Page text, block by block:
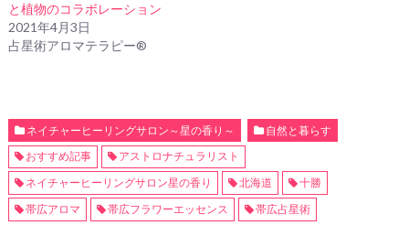
と植物のコラボレーション
2021年4月3日
占星術アロマテラピー®
ネイチャーヒーリングサロン～星の香り～
自然と暮らす
おすすめ記事
アストロナチュラリスト
ネイチャーヒーリングサロン星の香り
北海道
十勝
帯広アロマ
帯広フラワーエッセンス 帯広占星術